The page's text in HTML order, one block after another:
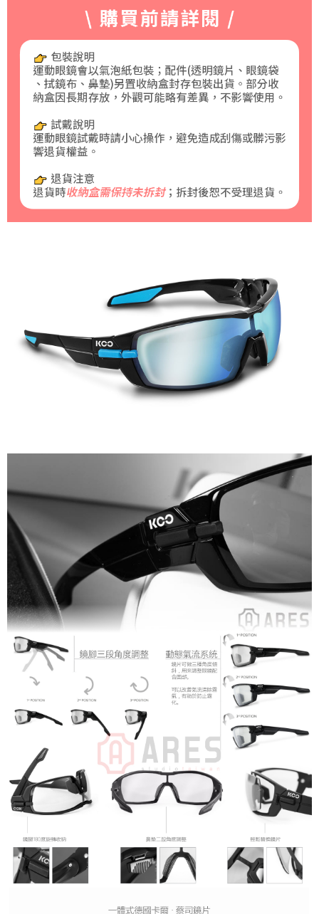
https://aftee.tw/terms/#terms3
３．未成年的使用者請事先徵得法定代理人或監護人之同意方可使用
「AFTEE先享後付」，若未經同意申辦者引起之損失，本公司不負相關責
４．使用「AFTEE先享後付」時，將依據個別帳號之用戶狀況，依本公司即
時審查核予不同之上限額度；若仍有額度不足之情形，本公司將視審查結果
請求用戶進行身份認證。
５．嚴禁一人註冊多個帳號或使用他人資訊註冊。若發現惡意使用之情形，
恩沛科技股份有限公司將有權停止該用戶之使用額度並採取法律行動。